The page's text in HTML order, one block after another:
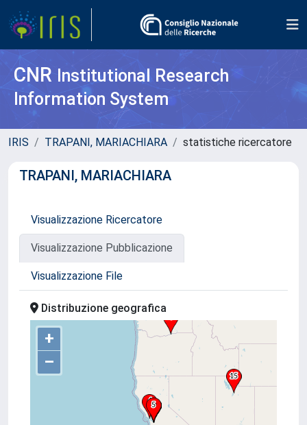
CNR Institutional Research
Information System
IRIS TRAPANI, MARIACHIARA statistiche ricercatore
TRAPANI, MARIACHIARA
Visualizzazione Ricercatore
Visualizzazione Pubblicazione
Visualizzazione File
Distribuzione geografica
+
–